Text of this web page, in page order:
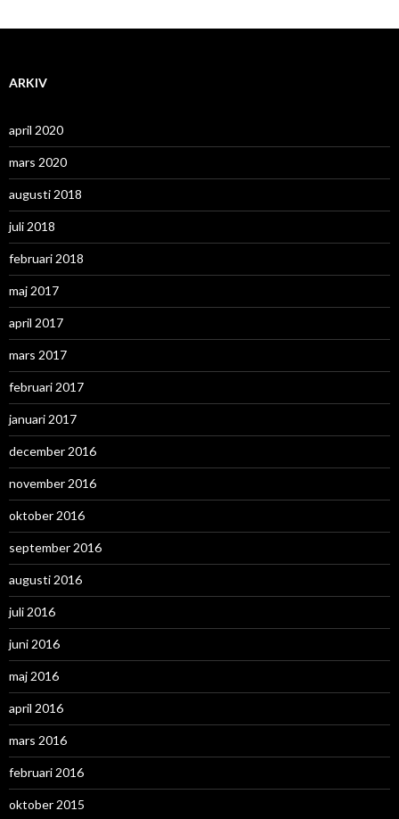
ARKIV
april 2020
mars 2020
augusti 2018
juli 2018
februari 2018
maj 2017
april 2017
mars 2017
februari 2017
januari 2017
december 2016
november 2016
oktober 2016
september 2016
augusti 2016
juli 2016
juni 2016
maj 2016
april 2016
mars 2016
februari 2016
oktober 2015